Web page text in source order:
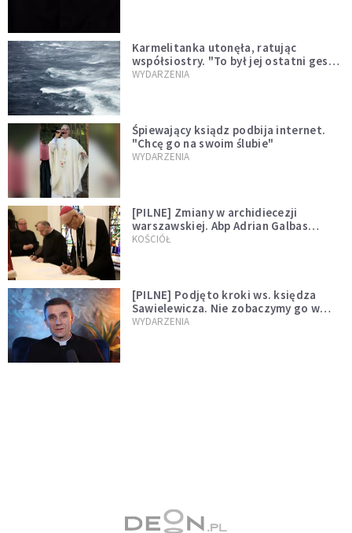
Karmelitanka utonęła, ratując
współsiostry. "To był jej ostatni gest
miłości"
WYDARZENIA
Śpiewający ksiądz podbija internet.
"Chcę go na swoim ślubie"
WYDARZENIA
[PILNE] Zmiany w archidiecezji
warszawskiej. Abp Adrian Galbas
wręczył dekrety nowym proboszczom
KOŚCIÓŁ
[PILNE] Podjęto kroki ws. księdza
Sawielewicza. Nie zobaczymy go w
mediach
WYDARZENIA